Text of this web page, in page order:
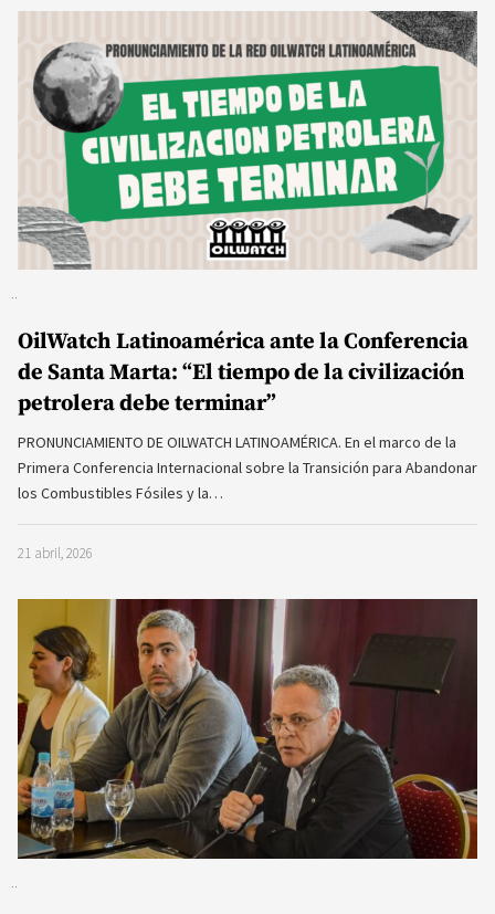
OilWatch Latinoamérica ante la Conferencia
de Santa Marta: “El tiempo de la civilización
petrolera debe terminar”
PRONUNCIAMIENTO DE OILWATCH LATINOAMÉRICA. En el marco de la
Primera Conferencia Internacional sobre la Transición para Abandonar
los Combustibles Fósiles y la…
21 abril, 2026